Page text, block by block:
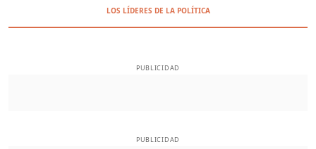
LOS LÍDERES DE LA POLÍTICA
PUBLICIDAD
PUBLICIDAD